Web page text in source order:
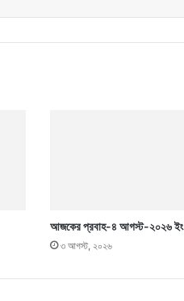
আজকের প্রবাহ-৪ আগস্ট-২০২৬ ইং
৩ আগস্ট, ২০২৬